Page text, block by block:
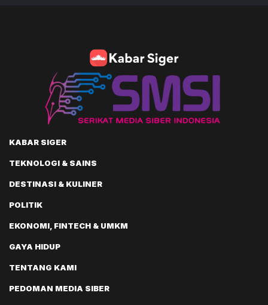
KABAR SIGER
TEKNOLOGI & SAINS
DESTINASI & KULINER
POLITIK
EKONOMI, FINTECH & UMKM
GAYA HIDUP
TENTANG KAMI
PEDOMAN MEDIA SIBER